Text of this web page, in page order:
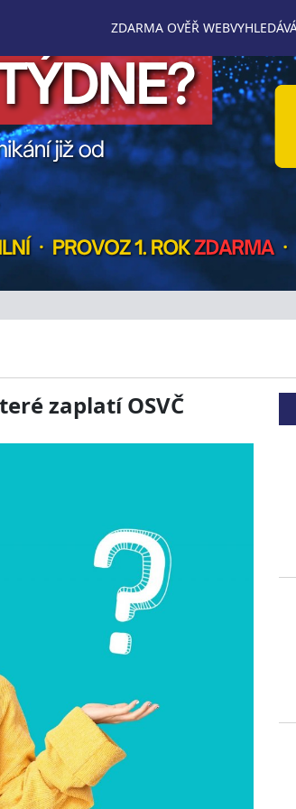
ZDARMA OVĚŘ WEB
zaplatí OSVČ